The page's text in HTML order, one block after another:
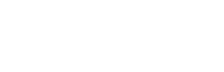
了承ください。
き作成されるも
をご了承くださ
1000ppm以下、
下、フタル酸ジブチ
) : 1000ppm、
要な手段を講じ